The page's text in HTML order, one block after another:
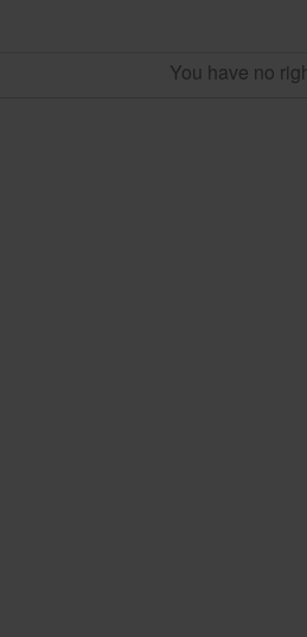
You have no